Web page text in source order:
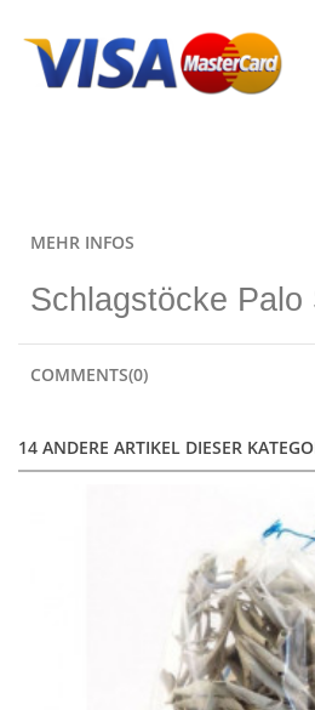
MEHR INFOS
Schlagstöcke Palo
COMMENTS(0)
14 ANDERE ARTIKEL DIESER